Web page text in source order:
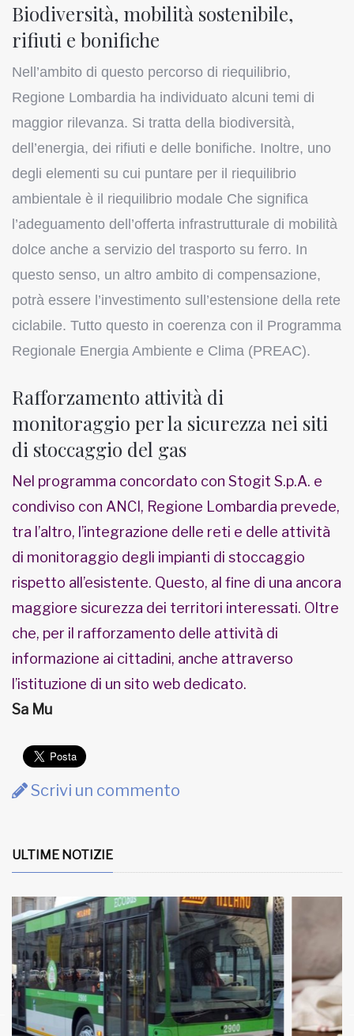
Biodiversità, mobilità sostenibile,
rifiuti e bonifiche
Nell’ambito di questo percorso di riequilibrio,
Regione Lombardia ha individuato alcuni temi di
maggior rilevanza. Si tratta della biodiversità,
dell’energia, dei rifiuti e delle bonifiche. Inoltre, uno
degli elementi su cui puntare per il riequilibrio
ambientale è il riequilibrio modale Che significa
l’adeguamento dell’offerta infrastrutturale di mobilità
dolce anche a servizio del trasporto su ferro. In
questo senso, un altro ambito di compensazione,
potrà essere l’investimento sull’estensione della rete
ciclabile. Tutto questo in coerenza con il Programma
Regionale Energia Ambiente e Clima (PREAC).
Rafforzamento attività di
monitoraggio per la sicurezza nei siti
di stoccaggio del gas
Nel programma concordato con Stogit S.p.A. e
condiviso con ANCI, Regione Lombardia prevede,
tra l’altro, l’integrazione delle reti e delle attività
di monitoraggio degli impianti di stoccaggio
rispetto all’esistente. Questo, al fine di una ancora
maggiore sicurezza dei territori interessati. Oltre
che, per il rafforzamento delle attività di
informazione ai cittadini, anche attraverso
l’istituzione di un sito web dedicato.
Sa Mu
Scrivi un commento
ULTIME NOTIZIE